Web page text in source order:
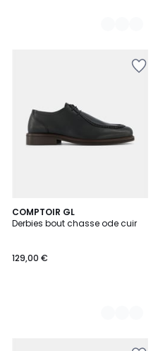
COMPTOIR GL
Derbies bout chasse ode cuir
129,00 €
2
Couleurs